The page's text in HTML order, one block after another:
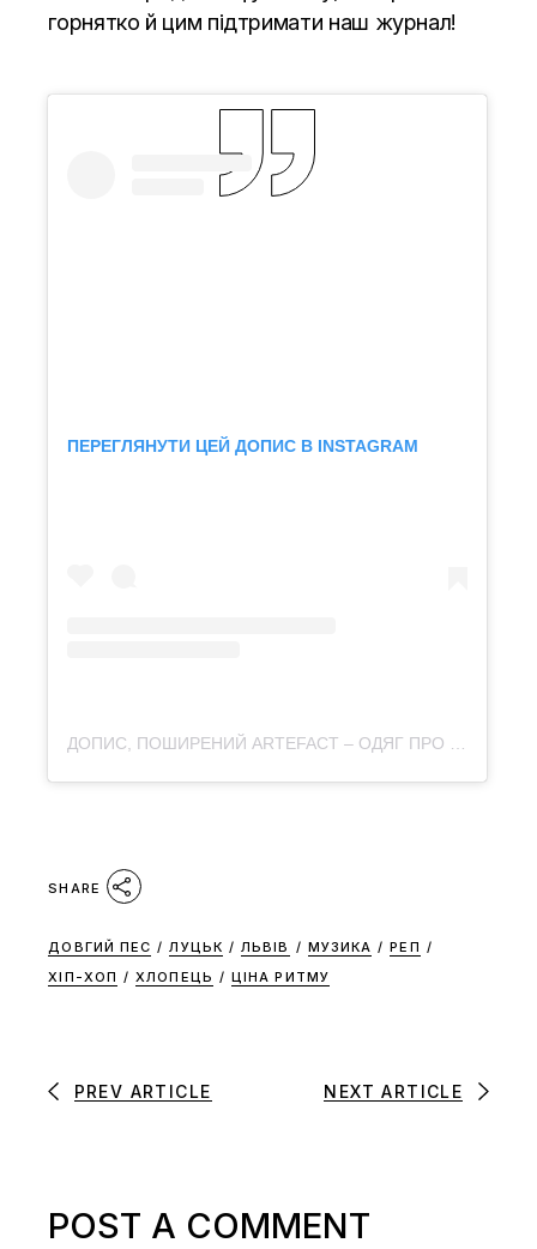
горнятко й цим підтримати наш журнал!
ПЕРЕГЛЯНУТИ ЦЕЙ ДОПИС В INSTAGRAM
ДОПИС, ПОШИРЕНИЙ ARTEFACT – ОДЯГ ПРО КУЛЬТУРУ (@ARTEFACT.MERCH)
SHARE
ДОВГИЙ ПЕС / ЛУЦЬК / ЛЬВІВ / МУЗИКА / РЕП /
ХІП-ХОП / ХЛОПЕЦЬ / ЦІНА РИТМУ
PREV ARTICLE NEXT ARTICLE
POST A COMMENT